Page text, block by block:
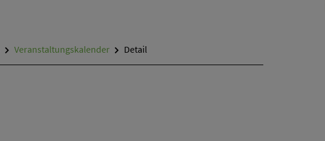
Veranstaltungskalender Detail